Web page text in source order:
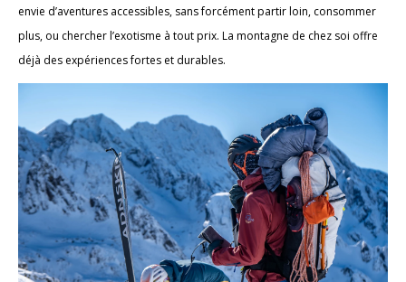
envie d’aventures accessibles, sans forcément partir loin, consommer
plus, ou chercher l’exotisme à tout prix. La montagne de chez soi offre
déjà des expériences fortes et durables.